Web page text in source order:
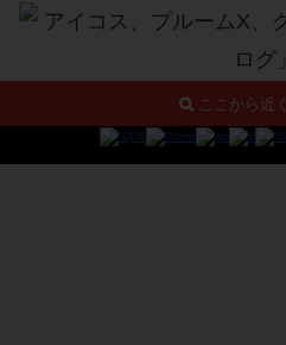
ここから近